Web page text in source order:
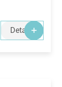
Details